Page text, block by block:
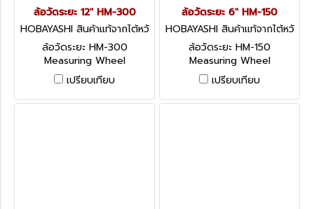
ล้อวัดระยะ 12" HM-300
HOBAYASHI สินค้าแท้จากไต้หวั
น HM-300
ล้อวัดระยะ HM-300
Measuring Wheel
เปรียบเทียบ
ล้อวัดระยะ 6" HM-150
HOBAYASHI สินค้าแท้จากไต้หวั
น HOB-HM-150
ล้อวัดระยะ HM-150
Measuring Wheel
เปรียบเทียบ